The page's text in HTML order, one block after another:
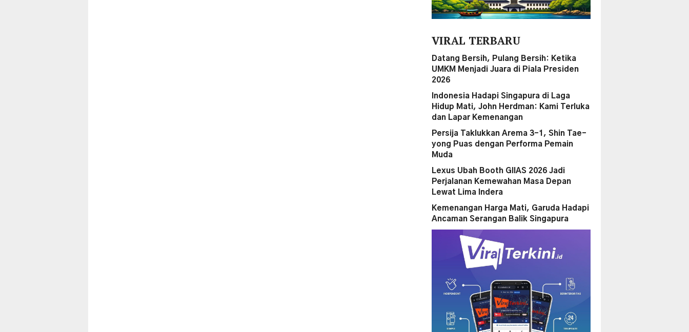
VIRAL TERBARU
Datang Bersih, Pulang Bersih: Ketika
UMKM Menjadi Juara di Piala Presiden
2026
Indonesia Hadapi Singapura di Laga
Hidup Mati, John Herdman: Kami Terluka
dan Lapar Kemenangan
Persija Taklukkan Arema 3-1, Shin Tae-
yong Puas dengan Performa Pemain
Muda
Lexus Ubah Booth GIIAS 2026 Jadi
Perjalanan Kemewahan Masa Depan
Lewat Lima Indera
Kemenangan Harga Mati, Garuda Hadapi
Ancaman Serangan Balik Singapura